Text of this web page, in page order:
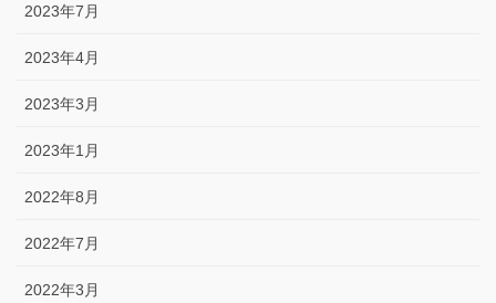
2023年7月
2023年4月
2023年3月
2023年1月
2022年8月
2022年7月
2022年3月